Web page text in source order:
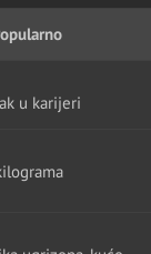
u karijeri